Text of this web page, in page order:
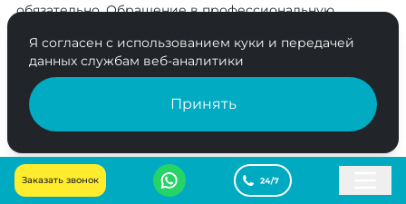
Заказать звонок
обязательно. Обращение в профессиональную
в любом помещении с использованием современных
активных веществ. Они токсичны только для
насекомых, но безопасны для людей и животных.
Жилище будет быстро и надежно избавлено от
паразитов, что сохранит его владельцам время и
Дезинсекция осуществляется с использованием
Я согласен с использованием куки и передачей
данных службам веб-аналитики
Принять